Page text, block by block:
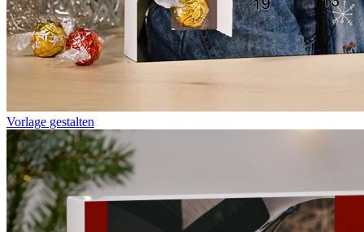
Vorlage gestalten